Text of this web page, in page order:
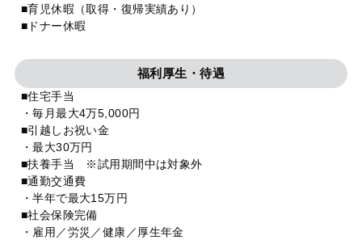
■育児休暇（取得・復帰実績あり）
■ドナー休暇
福利厚生・待遇
■住宅手当
・毎月最大4万5,000円
■引越しお祝い金
・最大30万円
■扶養手当 ※試用期間中は対象外
■通勤交通費
・半年で最大15万円
■社会保険完備
・雇用／労災／健康／厚生年金